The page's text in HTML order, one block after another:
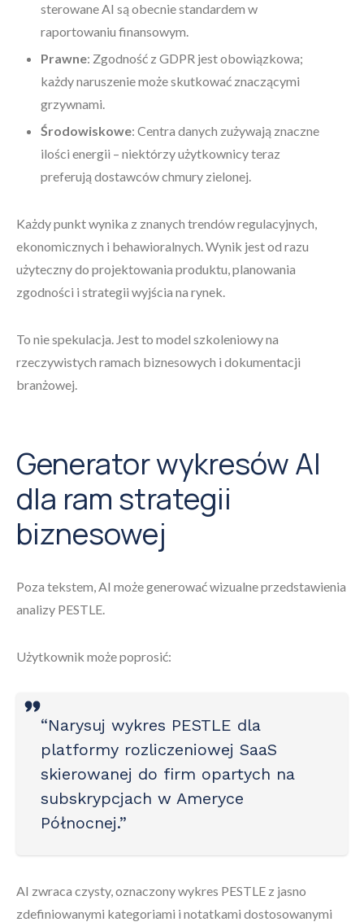
sterowane AI są obecnie standardem w
raportowaniu finansowym.
Prawne: Zgodność z GDPR jest obowiązkowa;
każdy naruszenie może skutkować znaczącymi
grzywnami.
Środowiskowe: Centra danych zużywają znaczne
ilości energii – niektórzy użytkownicy teraz
preferują dostawców chmury zielonej.
Każdy punkt wynika z znanych trendów regulacyjnych,
ekonomicznych i behawioralnych. Wynik jest od razu
użyteczny do projektowania produktu, planowania
zgodności i strategii wyjścia na rynek.
To nie spekulacja. Jest to model szkoleniowy na
rzeczywistych ramach biznesowych i dokumentacji
branżowej.
Generator wykresów AI
dla ram strategii
biznesowej
Poza tekstem, AI może generować wizualne przedstawienia
analizy PESTLE.
Użytkownik może poprosić:
“Narysuj wykres PESTLE dla
platformy rozliczeniowej SaaS
skierowanej do firm opartych na
subskrypcjach w Ameryce
Północnej.”
AI zwraca czysty, oznaczony wykres PESTLE z jasno
zdefiniowanymi kategoriami i notatkami dostosowanymi